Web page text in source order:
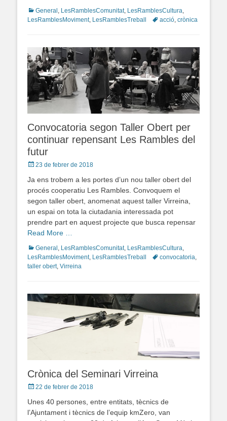
Categories
General , LesRamblesComunitat, LesRamblesCultura,
LesRamblesMoviment, LesRamblesTreball Tagsacció, crònica
Convocatoria segon Taller Obert per
continuar repensant Les Rambles del
futur
Posted
23 de febrer de 2018
Ja ens trobem a les portes d’un nou taller obert del
procés cooperatiu Les Rambles. Convoquem el
segon taller obert, anomenat aquest taller Virreina,
un espai on tota la ciutadania interessada pot
prendre part en aquest projecte que busca repensar
Read More …
Categories
General, LesRamblesComunitat, LesRamblesCultura,
LesRamblesMoviment, LesRamblesTreball Tagsconvocatoria,
taller obert, Virreina
Crònica del Seminari Virreina
Posted
22 de febrer de 2018
Unes 40 persones, entre entitats, tècnics de
l’Ajuntament i tècnics de l’equip kmZero, van